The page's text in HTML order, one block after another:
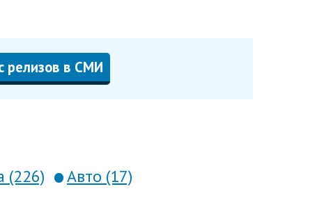
релизов в СМИ
(226)
Авто (17)